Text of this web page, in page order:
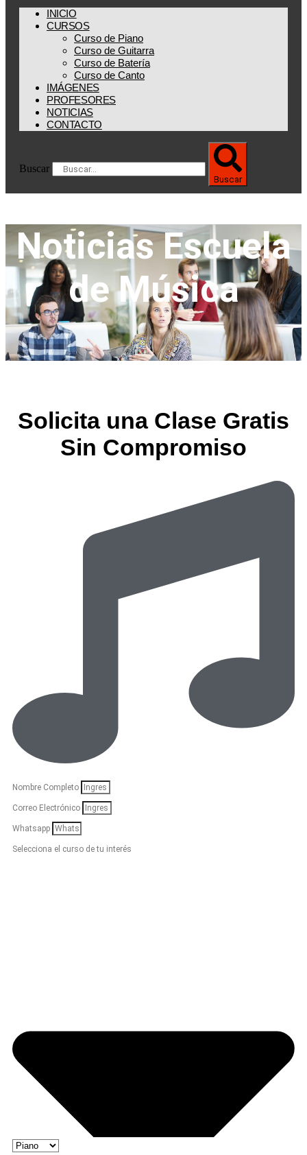
INICIO
CURSOS
Curso de Piano
Curso de Guitarra
Curso de Batería
Curso de Canto
IMÁGENES
PROFESORES
NOTICIAS
CONTACTO
Buscar
Buscar
Noticias Escuela
de Música
Solicita una Clase Gratis
Sin Compromiso
Nombre Completo
Correo Electrónico
Whatsapp
Selecciona el curso de tu interés